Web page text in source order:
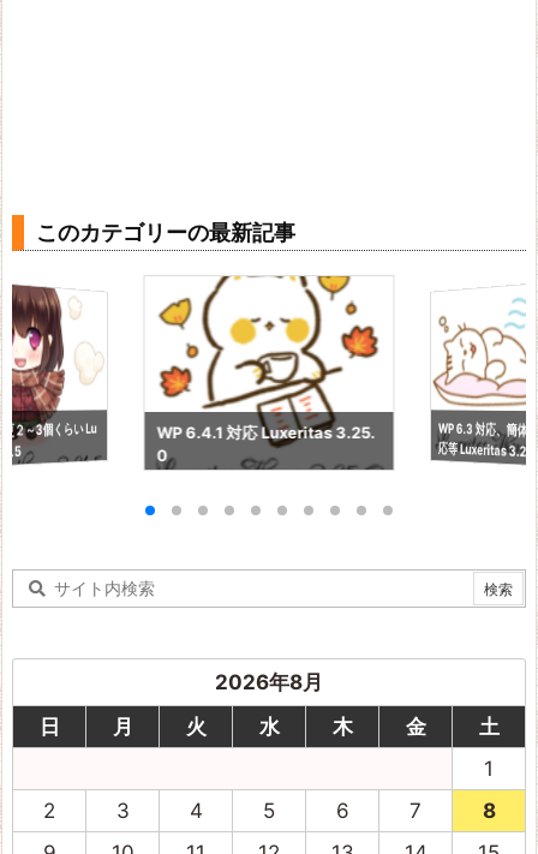
このカテゴリーの最新記事
２～3個くらい Lu
WP 6.4.1 対応 Luxeritas 3.25.
0
WP 6.3 対応、簡体
応等 Luxeritas
2026年8月
日
月 火 水 木 金
土
1
2
3 4 5 6 7
8